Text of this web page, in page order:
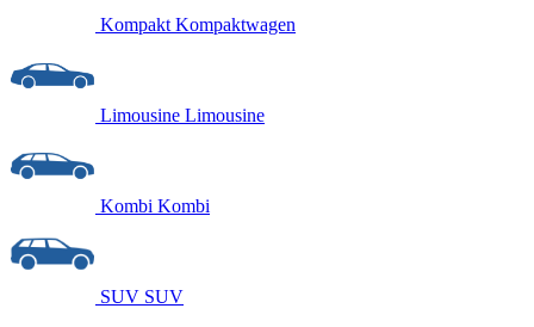
Kompakt Kompaktwagen
Limousine Limousine
Kombi Kombi
SUV SUV